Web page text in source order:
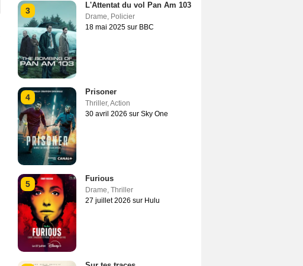
3
L'Attentat du vol Pan Am 103
Drame, Policier
18 mai 2025 sur BBC
4
Prisoner
Thriller,Action
30 avril 2026 sur Sky One
5
Furious
Drame, Thriller
27 juillet 2026 sur Hulu